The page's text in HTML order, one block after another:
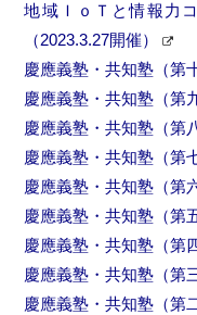
地域ＩｏＴと情報力
（2023.3.27開催）
慶應義塾・共知塾（第
慶應義塾・共知塾（第
慶應義塾・共知塾（第
慶應義塾・共知塾（第
慶應義塾・共知塾（第
慶應義塾・共知塾（第
慶應義塾・共知塾（第
慶應義塾・共知塾（第
慶應義塾・共知塾（第